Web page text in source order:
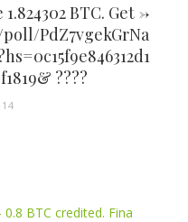
BTC. Get ->
PdZ7vgekGrNa
????